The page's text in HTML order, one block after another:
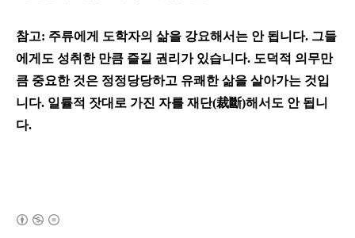
참고: 주류에게 도학자의 삶을 강요해서는 안 됩니다. 그들
에게도 성취한 만큼 즐길 권리가 있습니다. 도덕적 의무만
큼 중요한 것은 정정당당하고 유쾌한 삶을 살아가는 것입
니다. 일률적 잣대로 가진 자를 재단(裁斷)해서도 안 됩니
다.